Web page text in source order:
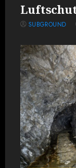
SUBGROUND